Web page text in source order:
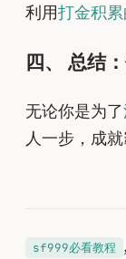
利用打金积
四、 总结
无论你是为了
人一步，成就
sf999必看教程 ,